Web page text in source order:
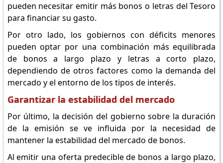
pueden necesitar emitir más bonos o letras del Tesoro
para financiar su gasto.
Por otro lado, los gobiernos con déficits menores
pueden optar por una combinación más equilibrada
de bonos a largo plazo y letras a corto plazo,
dependiendo de otros factores como la demanda del
mercado y el entorno de los tipos de interés.
Garantizar la estabilidad del mercado
Por último, la decisión del gobierno sobre la duración
de la emisión se ve influida por la necesidad de
mantener la estabilidad del mercado de bonos.
Al emitir una oferta predecible de bonos a largo plazo,